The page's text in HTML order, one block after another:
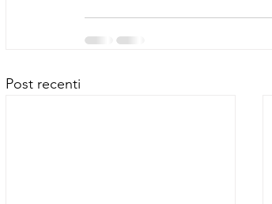
Post recenti